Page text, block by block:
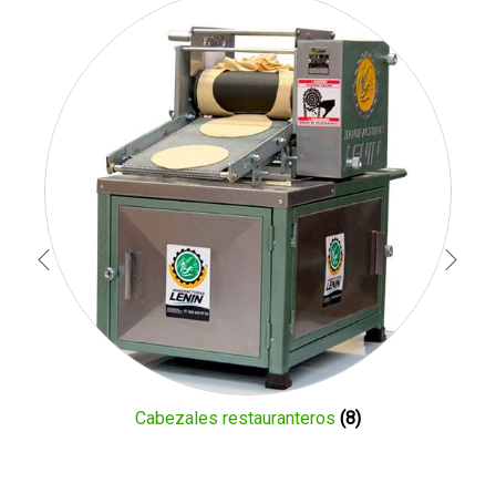
Cabezales restauranteros (8)